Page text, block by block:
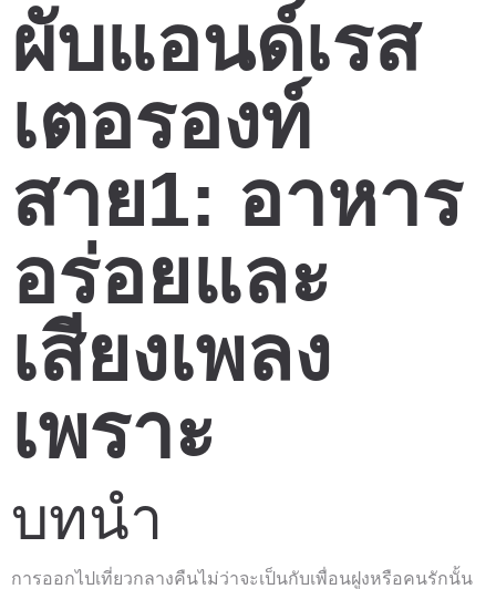
ผับแอนด์เรส
เตอรองท์
สาย1: อาหาร
อร่อยและ
เสียงเพลง
เพราะ
บทนำ
การออกไปเที่ยวกลางคืนไม่ว่าจะเป็นกับเพื่อนฝูงหรือคนรักนั้น